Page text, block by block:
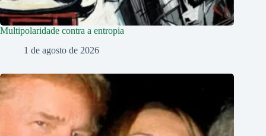
Multipolaridade contra a entropia
1 de agosto de 2026